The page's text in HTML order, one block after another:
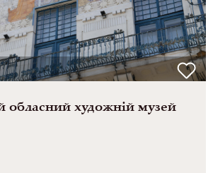
обласний художній музей